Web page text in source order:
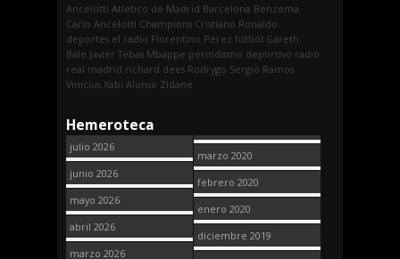
Ancelotti Atletico de Madrid Barcelona Benzema
Carlo Ancelotti Champions Cristiano Ronaldo
deportes el radio Florentino Pérez fútbol Gareth
Bale Javier Tebas Mbappe periodismo deportivo radio
real madrid richard dees Rodrygo Sergio Ramos
Vinicius Xabi Alonso Zidane
Hemeroteca
julio 2026
junio 2026
mayo 2026
abril 2026
marzo 2026
marzo 2020
febrero 2020
enero 2020
diciembre 2019